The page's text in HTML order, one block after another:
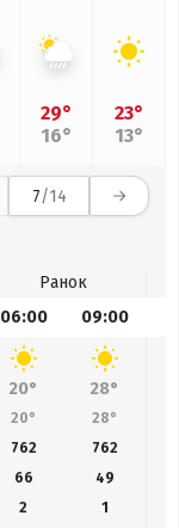
29°
16°
23°
13°
7/14
Ранок
06:00 09:00
20° 28°
20° 28°
762 762
66
49
2
1